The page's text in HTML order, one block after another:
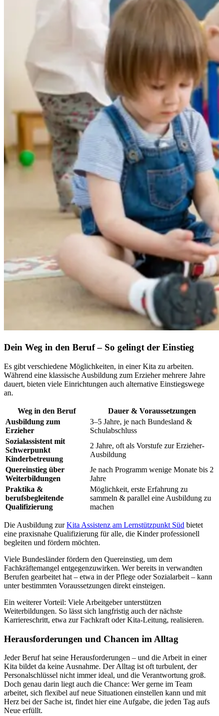
Dein Weg in den Beruf – So gelingt der Einstieg
Es gibt verschiedene Möglichkeiten, in einer Kita zu arbeiten.
Während eine klassische Ausbildung zum Erzieher mehrere Jahre
dauert, bieten viele Einrichtungen auch alternative Einstiegswege
an.
Weg in den Beruf
Dauer & Voraussetzungen
Ausbildung zum
Erzieher
3–5 Jahre, je nach Bundesland &
Schulabschluss
Sozialassistent mit
Schwerpunkt
Kinderbetreuung
2 Jahre, oft als Vorstufe zur Erzieher-
Ausbildung
Quereinstieg über
Weiterbildungen
Je nach Programm wenige Monate bis 2
Jahre
Praktika &
berufsbegleitende
Qualifizierung
Möglichkeit, erste Erfahrung zu
sammeln & parallel eine Ausbildung zu
machen
Die Ausbildung zurKita Assistenz am Lernstützpunkt Süd bietet
eine praxisnahe Qualifizierung für alle, die Kinder professionell
begleiten und fördern möchten.
Viele Bundesländer fördern den Quereinstieg, um dem
Fachkräftemangel entgegenzuwirken. Wer bereits in verwandten
Berufen gearbeitet hat – etwa in der Pflege oder Sozialarbeit – kann
unter bestimmten Voraussetzungen direkt einsteigen.
Ein weiterer Vorteil: Viele Arbeitgeber unterstützen
Weiterbildungen. So lässt sich langfristig auch der nächste
Karriereschritt, etwa zur Fachkraft oder Kita-Leitung, realisieren.
Herausforderungen und Chancen im Alltag
Jeder Beruf hat seine Herausforderungen – und die Arbeit in einer
Kita bildet da keine Ausnahme. Der Alltag ist oft turbulent, der
Personalschlüssel nicht immer ideal, und die Verantwortung groß.
Doch genau darin liegt auch die Chance: Wer gerne im Team
arbeitet, sich flexibel auf neue Situationen einstellen kann und mit
Herz bei der Sache ist, findet hier eine Aufgabe, die jeden Tag aufs
Neue erfüllt.